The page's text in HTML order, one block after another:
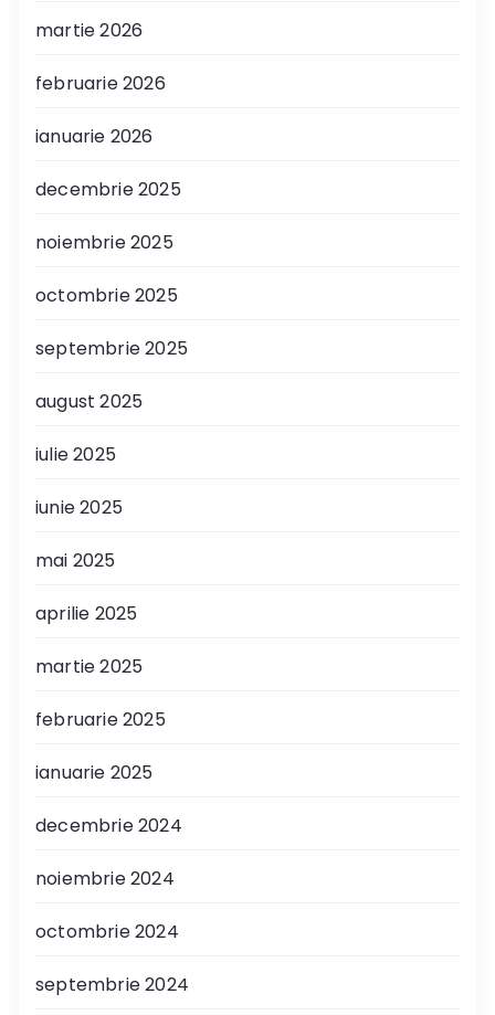
martie 2026
februarie 2026
ianuarie 2026
decembrie 2025
noiembrie 2025
octombrie 2025
septembrie 2025
august 2025
iulie 2025
iunie 2025
mai 2025
aprilie 2025
martie 2025
februarie 2025
ianuarie 2025
decembrie 2024
noiembrie 2024
octombrie 2024
septembrie 2024